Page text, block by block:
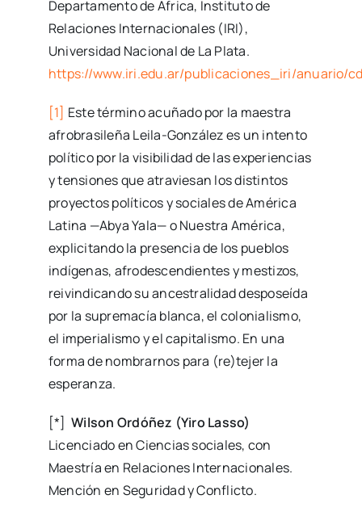
Departamento de Africa, Instituto de
Relaciones Internacionales (IRI),
Universidad Nacional de La Plata.
https://www.iri.edu.ar/publicaciones_iri/anuario/
[1] Este término acuñado por la maestra
afrobrasileña Leila-González es un intento
político por la visibilidad de las experiencias
y tensiones que atraviesan los distintos
proyectos políticos y sociales de América
Latina —Abya Yala— o Nuestra América,
explicitando la presencia de los pueblos
indígenas, afrodescendientes y mestizos,
reivindicando su ancestralidad desposeída
por la supremacía blanca, el colonialismo,
el imperialismo y el capitalismo. En una
forma de nombrarnos para (re)tejer la
esperanza.
[*]Wilson Ordóñez (Yiro Lasso)
Licenciado en Ciencias sociales, con
Maestría en Relaciones Internacionales.
Mención en Seguridad y Conflicto.